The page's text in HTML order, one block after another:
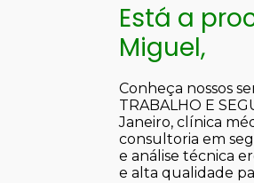
Está a
Miguel,
Conheça nossos
TRABALHO E
Janeiro, clínica
consultoria em
e análise técnica
e alta qualidade